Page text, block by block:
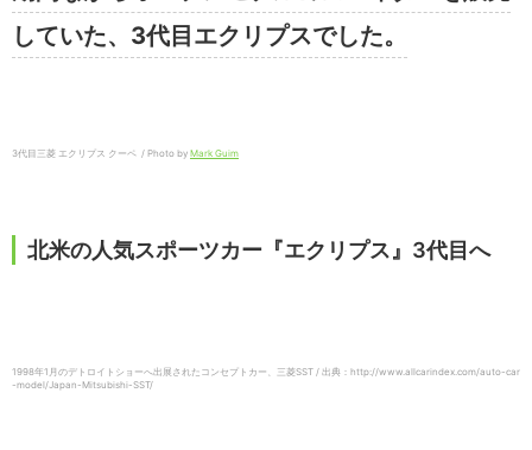
していた、3代目エクリプスでした。
3代目三菱 エクリプス クーペ / Photo by Mark Guim
北米の人気スポーツカー『エクリプス』3代目へ
1998年1月のデトロイトショーへ出展されたコンセプトカー、三菱SST / 出典：http://www.allcarindex.com/auto-car
-model/Japan-Mitsubishi-SST/